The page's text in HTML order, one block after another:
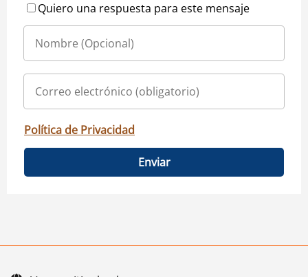
Quiero una respuesta para este mensaje
Política de Privacidad
Enviar